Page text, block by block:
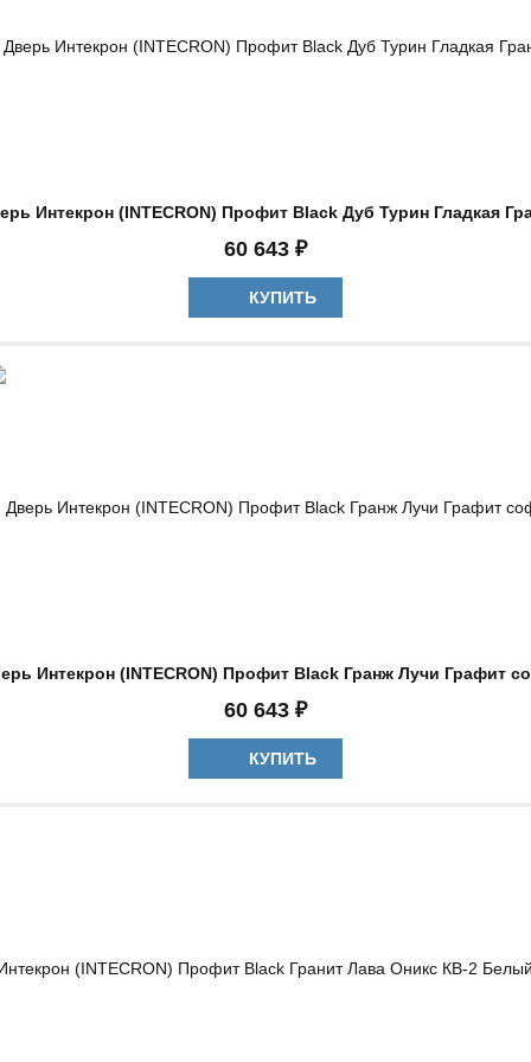
Интекрон (INTECRON) Профит Black Дуб Турин Гладкая
60 643 ₽
КУПИТЬ
Интекрон (INTECRON) Профит Black Гранж Лучи Графит
60 643 ₽
КУПИТЬ